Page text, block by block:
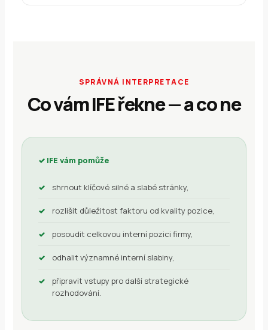
SPRÁVNÁ INTERPRETACE
Co vám IFE řekne — a co ne
✓ IFE vám pomůže
shrnout klíčové silné a slabé stránky,
rozlišit důležitost faktoru od kvality pozice,
posoudit celkovou interní pozici firmy,
odhalit významné interní slabiny,
připravit vstupy pro další strategické
rozhodování.